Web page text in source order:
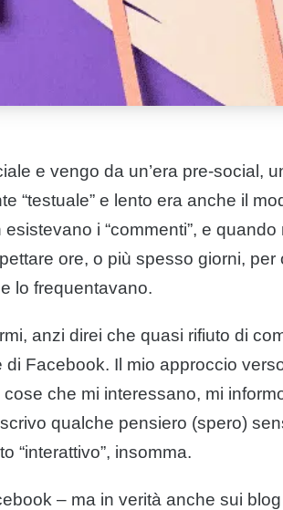
e vengo da un’era pre-social,
“testuale” e lento era anche il
i “commenti”, e quando
ore, o più spesso giorni, per
lo frequentavano.
anzi direi che quasi rifiuto di
Facebook. Il mio approccio
cose che mi interessano, mi
qualche pensiero (spero)
“interattivo”, insomma.
– ma in verità anche sui